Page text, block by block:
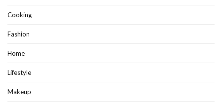
Cooking
Fashion
Home
Lifestyle
Makeup